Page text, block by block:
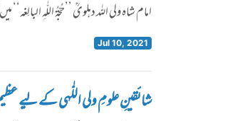
امام شاہ ولی اللہ دہلویؒ ’’حُجّۃُ اللّٰہِ
Jul 10, 2021
شائقینِ علومِ ولی اللّٰہی کے لیے